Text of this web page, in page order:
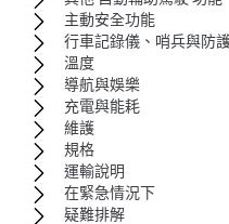
主動安全功能
行車記錄儀、哨兵與防
溫度
導航與娛樂
充電與能耗
維護
規格
運輸說明
在緊急情況下
疑難排解